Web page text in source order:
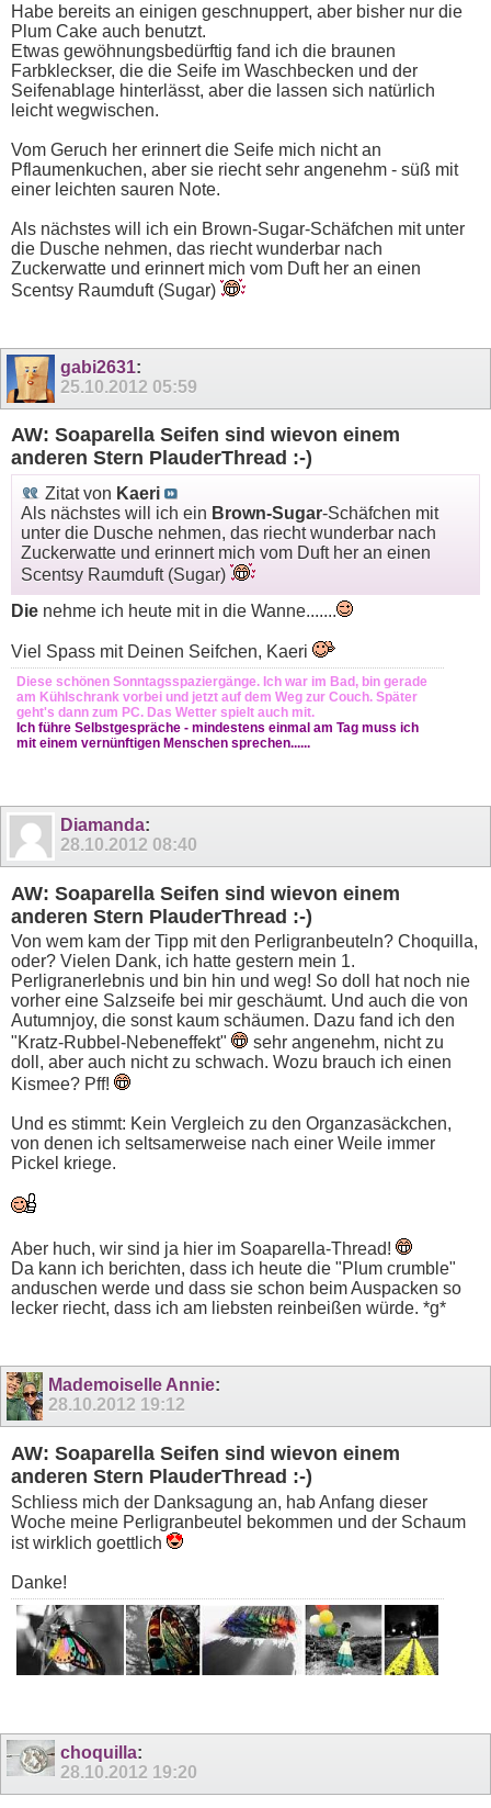
Habe bereits an einigen geschnuppert, aber bisher nur die
Plum Cake auch benutzt.
Etwas gewöhnungsbedürftig fand ich die braunen
Farbkleckser, die die Seife im Waschbecken und der
Seifenablage hinterlässt, aber die lassen sich natürlich
leicht wegwischen.
Vom Geruch her erinnert die Seife mich nicht an
Pflaumenkuchen, aber sie riecht sehr angenehm - süß mit
einer leichten sauren Note.
Als nächstes will ich ein Brown-Sugar-Schäfchen mit unter
die Dusche nehmen, das riecht wunderbar nach
Zuckerwatte und erinnert mich vom Duft her an einen
Scentsy Raumduft (Sugar)
gabi2631:
25.10.2012 05:59
AW: Soaparella Seifen sind wievon einem
anderen Stern PlauderThread :-)
Zitat von Kaeri
Als nächstes will ich ein Brown-Sugar-Schäfchen mit
unter die Dusche nehmen, das riecht wunderbar nach
Zuckerwatte und erinnert mich vom Duft her an einen
Scentsy Raumduft (Sugar)
Die nehme ich heute mit in die Wanne.......
Viel Spass mit Deinen Seifchen, Kaeri
Diese schönen Sonntagsspaziergänge. Ich war im Bad, bin gerade
am Kühlschrank vorbei und jetzt auf dem Weg zur Couch. Später
geht's dann zum PC. Das Wetter spielt auch mit.
Ich führe Selbstgespräche - mindestens einmal am Tag muss ich
mit einem vernünftigen Menschen sprechen......
Diamanda:
28.10.2012 08:40
AW: Soaparella Seifen sind wievon einem
anderen Stern PlauderThread :-)
Von wem kam der Tipp mit den Perligranbeuteln? Choquilla,
oder? Vielen Dank, ich hatte gestern mein 1.
Perligranerlebnis und bin hin und weg! So doll hat noch nie
vorher eine Salzseife bei mir geschäumt. Und auch die von
Autumnjoy, die sonst kaum schäumen. Dazu fand ich den
"Kratz-Rubbel-Nebeneffekt"
sehr angenehm, nicht zu
doll, aber auch nicht zu schwach. Wozu brauch ich einen
Kismee? Pff!
Und es stimmt: Kein Vergleich zu den Organzasäckchen,
von denen ich seltsamerweise nach einer Weile immer
Pickel kriege.
Aber huch, wir sind ja hier im Soaparella-Thread!
Da kann ich berichten, dass ich heute die "Plum crumble"
anduschen werde und dass sie schon beim Auspacken so
lecker riecht, dass ich am liebsten reinbeißen würde. *g*
Mademoiselle Annie:
28.10.2012 19:12
AW: Soaparella Seifen sind wievon einem
anderen Stern PlauderThread :-)
Schliess mich der Danksagung an, hab Anfang dieser
Woche meine Perligranbeutel bekommen und der Schaum
ist wirklich goettlich
Danke!
choquilla:
28.10.2012 19:20